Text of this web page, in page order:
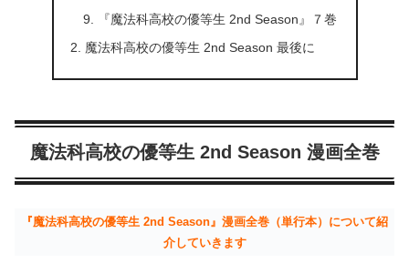
『魔法科高校の優等生 2nd Season』７巻
魔法科高校の優等生 2nd Season 最後に
魔法科高校の優等生 2nd Season 漫画全巻
『魔法科高校の優等生 2nd Season』漫画全巻（単行本）について紹
介していきます